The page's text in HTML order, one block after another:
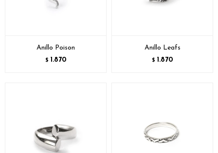
Anillo Poison
$ 1.870
Anillo Leafs
$ 1.870